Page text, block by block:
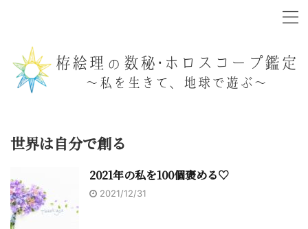
世界は自分で創る
2021年の私を100個褒める♡
2021/12/31